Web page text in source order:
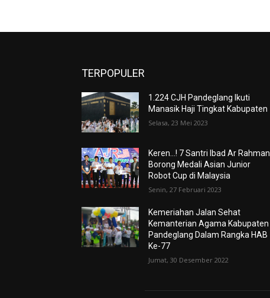
TERPOPULER
1.224 CJH Pandeglang Ikuti
Manasik Haji Tingkat Kabupaten
Selasa, 23 Mei 2023
Keren…! 7 Santri Ibad Ar Rahman
Borong Medali Asian Junior
Robot Cup di Malaysia
Senin, 27 Februari 2023
Kemeriahan Jalan Sehat
Kemanterian Agama Kabupaten
Pandeglang Dalam Rangka HAB
Ke-77
Jumat, 30 Desember 2022